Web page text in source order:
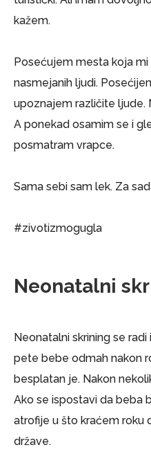
kažem.
Posećujem mesta koja mi
nasmejanih ljudi.
upoznajem različite ljude.
A ponekad osamim se i
posmatram vrapce.
Sama sebi sam lek. Za
#zivotizmogugla
Neonatalni
Neonatalni skrining se
pete bebe odmah nakon
besplatan je. Nakon
Ako se ispostavi da beba
atrofije u što kraćem roku
države.